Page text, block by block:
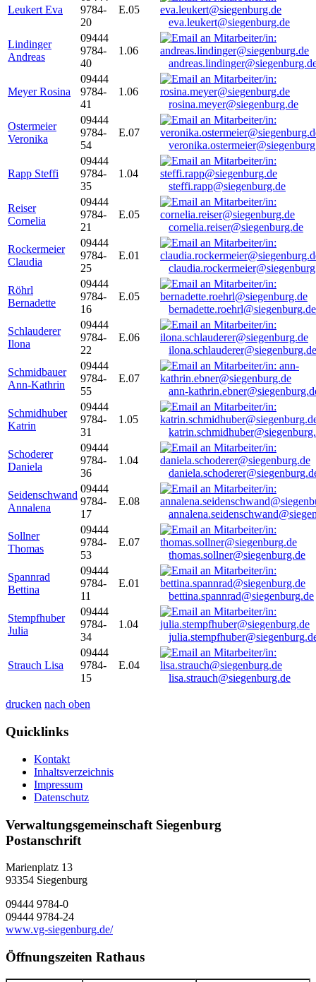
Leukert Eva
9784-
20
E.05
eva.leukert@siegenburg.de
Lindinger
Andreas
09444
9784-
40
1.06
Meyer Rosina
09444
9784-
41
1.06
rosina.meyer@siegenburg.de
Ostermeier
Veronika
09444
9784-
54
E.07
Rapp Steffi
09444
9784-
35
1.04
steffi.rapp@siegenburg.de
Reiser
Cornelia
09444
9784-
21
E.05
cornelia.reiser@siegenburg.de
Rockermeier
Claudia
09444
9784-
25
E.01
Röhrl
Bernadette
09444
9784-
16
E.05
bernadette.roehrl@siegenburg.de
Schlauderer
Ilona
09444
9784-
22
E.06
ilona.schlauderer@siegenburg.de
Schmidbauer
Ann-Kathrin
09444
9784-
55
E.07
ann-
Schmidhuber
Katrin
09444
9784-
31
1.05
Schoderer
Daniela
09444
9784-
36
1.04
Seidenschwand
Annalena
09444
9784-
17
E.08
Sollner
Thomas
09444
9784-
53
E.07
thomas.sollner@siegenburg.de
Spannrad
Bettina
09444
9784-
11
E.01
bettina.spannrad@siegenburg.de
Stempfhuber
Julia
09444
9784-
34
1.04
Strauch Lisa
09444
9784-
15
E.04
lisa.strauch@siegenburg.de
drucken nach oben
Quicklinks
Kontakt
Inhaltsverzeichnis
Impressum
Datenschutz
Verwaltungsgemeinschaft Siegenburg
Postanschrift
Marienplatz 13
93354 Siegenburg
09444 9784-0
09444 9784-24
www.vg-siegenburg.de/
Öffnungszeiten Rathaus